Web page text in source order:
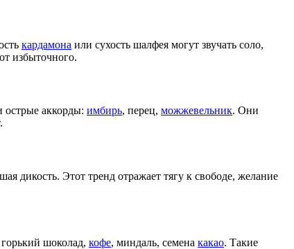
кардамона или сухость шалфея могут звучать соло,
избыточного.
острые аккорды: имбирь, перец, можжевельник. Они
дикость. Этот тренд отражает тягу к свободе, желание
шоколад, кофе, миндаль, семена какао. Такие